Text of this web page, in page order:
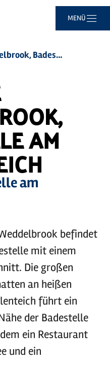
MENÜ
Gemeinde Weddelbrook, Badestelle am Mühlenteich
AM
am
befindet
mit einem
Die großen
an heißen
führt ein
der Badestelle
ein Restaurant
und ein